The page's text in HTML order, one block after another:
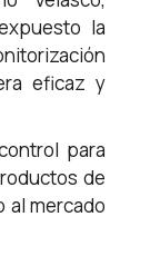
la
eficaz y
para
de
al mercado